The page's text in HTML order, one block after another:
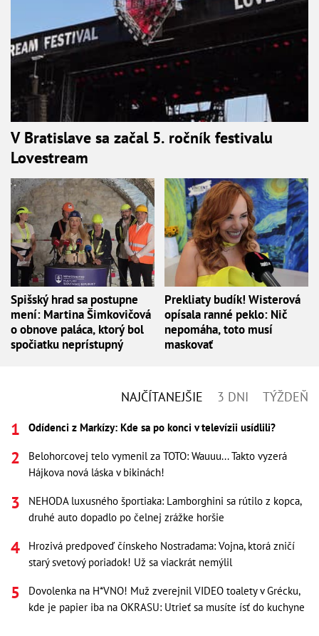
V Bratislave sa začal 5. ročník festivalu
Lovestream
Spišský hrad sa postupne
mení: Martina Šimkovičová
o obnove paláca, ktorý bol
spočiatku neprístupný
Prekliaty budík! Wisterová
opísala ranné peklo: Nič
nepomáha, toto musí
maskovať
NAJČÍTANEJŠIE 3 DNI TÝŽDEŇ
Odídenci z Markízy: Kde sa po konci v televízii usídlili?
Belohorcovej telo vymenil za TOTO: Wauuu... Takto vyzerá
Hájkova nová láska v bikinách!
NEHODA luxusného športiaka: Lamborghini sa rútilo z kopca,
druhé auto dopadlo po čelnej zrážke horšie
Hrozivá predpoveď čínskeho Nostradama: Vojna, ktorá zničí
starý svetový poriadok! Už sa viackrát nemýlil
Dovolenka na H*VNO! Muž zverejnil VIDEO toalety v Grécku,
kde je papier iba na OKRASU: Utrieť sa musíte ísť do kuchyne